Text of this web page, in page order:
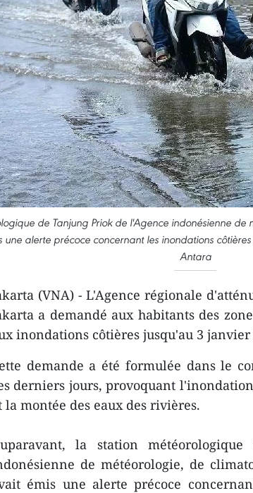
de Tanjung Priok de l'Agence indonésienne
une alerte précoce concernant les inondations
Antara
(VNA) - L'Agence régionale
a demandé aux habitants des
inondations côtières jusqu'au 3 janvier
demande a été formulée dans le
derniers jours, provoquant
la montée des eaux des rivières.
la station
de météorologie, de
émis une alerte précoce